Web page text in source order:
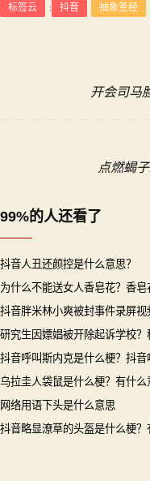
标签云 : 抖音 抽象圣经
开会司马
点燃蝎
99%的人还看了
抖音人丑还颜控是什么意思？
为什么不能送女人香皂花？香皂
抖音胖米林小爽被封事件录屏视
研究生因嫖娼被开除起诉学校？
抖音呼叫斯内克是什么梗？抖音
乌拉圭人袋鼠是什么梗？有什么
网络用语下头是什么意思
抖音略显潦草的头盔是什么梗？